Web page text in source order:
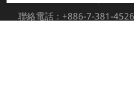
聯絡電話：+886-7-381-4526